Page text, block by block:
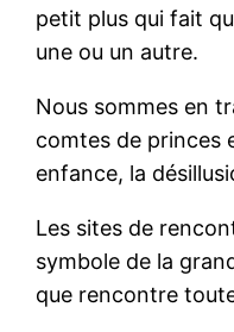
petit plus qui fait
une ou un autre.
Nous sommes en
comtes de princes
enfance, la
Les sites de
symbole de la
que rencontre